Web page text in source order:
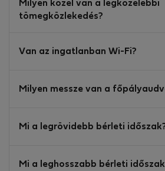
Milyen közel van a legközelebbi
tömegközlekedés?
Van az ingatlanban Wi-Fi?
Milyen messze van a
Mi a legrövidebb bérleti
Mi a leghosszabb bérleti